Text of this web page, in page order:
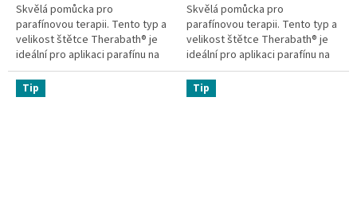
Skvělá pomůcka pro
parafínovou terapii. Tento typ a
velikost štětce Therabath® je
ideální pro aplikaci parafínu na
obličej.
Skvělá pomůcka pro
parafínovou terapii. Tento typ a
velikost štětce Therabath® je
ideální pro aplikaci parafínu na
velké plochy, jako jsou záda
nebo tělo.
Tip Tip